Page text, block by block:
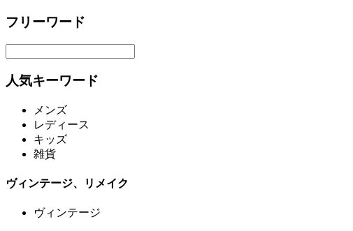
フリーワード
人気キーワード
メンズ
レディース
キッズ
雑貨
ヴィンテージ、リメイク
ヴィンテージ